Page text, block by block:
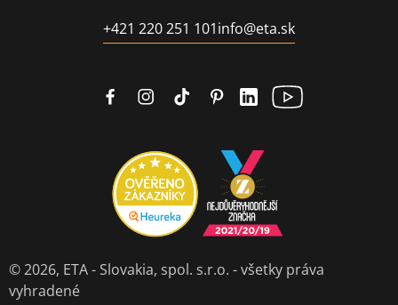
+421 220 251 101info@eta.sk
© 2026, ETA - Slovakia, spol. s.r.o. - všetky práva
vyhradené